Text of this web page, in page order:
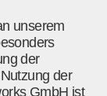
unserem
der
der
GmbH ist